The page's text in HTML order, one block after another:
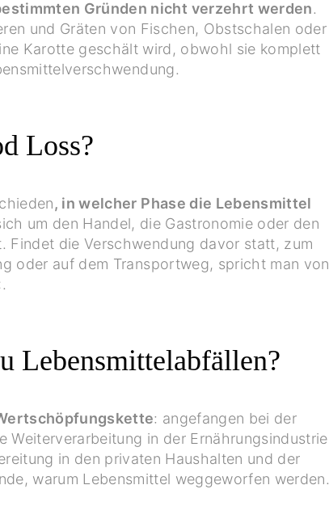
Gründen nicht verzehrt werden.
und Gräten von Fischen, Obstschalen oder
Karotte geschält wird, obwohl sie komplett
Loss?
, in welcher Phase die Lebensmittel
um den Handel, die Gastronomie oder den
Findet die Verschwendung davor statt, zum
oder auf dem Transportweg, spricht man von
.
Lebensmittelabfällen?
: angefangen bei der
in der Ernährungsindustrie
in den privaten Haushalten und der
warum Lebensmittel weggeworfen werden.